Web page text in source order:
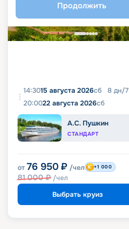
Продолжить
14:3015 августа 2026сб 8 дн/7
20:0022 августа 2026сб
А.С. Пушкин
СТАНДАРТ
от 76 950 ₽ /чел
81 000₽ /чел
+1 000
Выбрать круиз